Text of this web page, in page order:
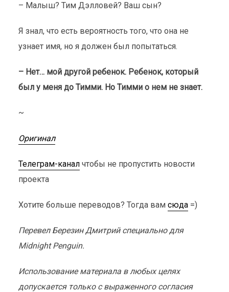
– Малыш? Тим Дэлловей? Ваш сын?
Я знал, что есть вероятность того, что она не
узнает имя, но я должен был попытаться.
– Нет… мой другой ребенок. Ребенок, который
был у меня до Тимми. Но Тимми о нем не знает.
~
Оригинал
Телеграм-каналчтобы не пропустить новости
проекта
Хотите больше переводов? Тогда вам сюда=)
Перевел Березин Дмитрий специально для
Midnight Penguin.
Использование материала в любых целях
допускается только с выраженного согласия